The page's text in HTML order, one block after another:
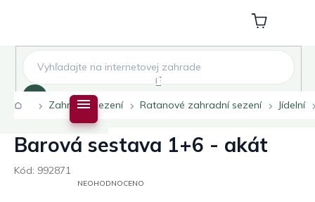
Nákupní
košík
DomůZahradní sezení Ratanové zahradní sezení Jídelní
Barová sestava 1+6 - akát
Kód: 992871
PRŮMĚRNÉNEOHODNOCENO